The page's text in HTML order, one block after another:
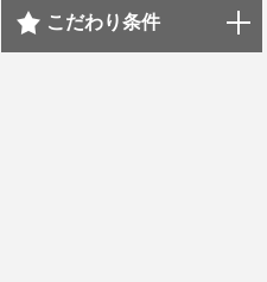
こだわり条件